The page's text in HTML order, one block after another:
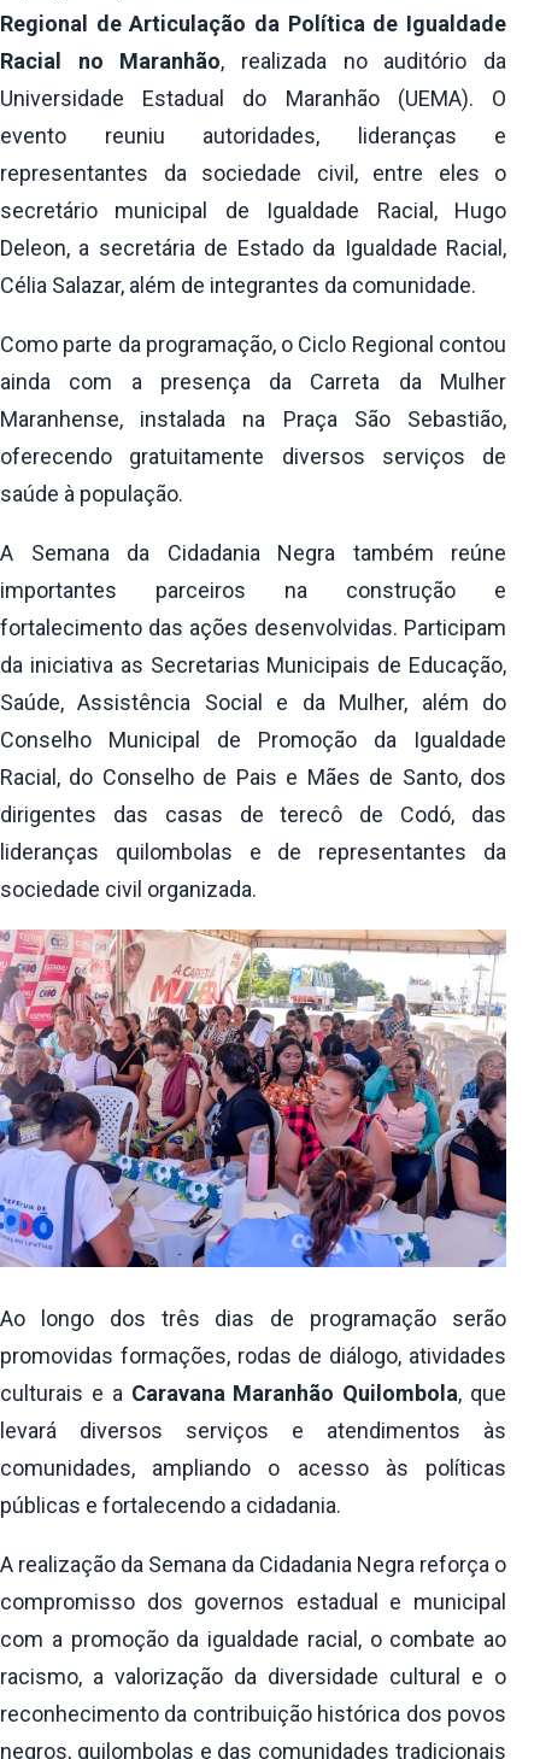
Regional de Articulação da Política de Igualdade
Racial no Maranhão, realizada no auditório da
Universidade Estadual do Maranhão (UEMA). O
evento reuniu autoridades, lideranças e
representantes da sociedade civil, entre eles o
secretário municipal de Igualdade Racial, Hugo
Deleon, a secretária de Estado da Igualdade Racial,
Célia Salazar, além de integrantes da comunidade.
Como parte da programação, o Ciclo Regional contou
ainda com a presença da Carreta da Mulher
Maranhense, instalada na Praça São Sebastião,
oferecendo gratuitamente diversos serviços de
saúde à população.
A Semana da Cidadania Negra também reúne
importantes parceiros na construção e
fortalecimento das ações desenvolvidas. Participam
da iniciativa as Secretarias Municipais de Educação,
Saúde, Assistência Social e da Mulher, além do
Conselho Municipal de Promoção da Igualdade
Racial, do Conselho de Pais e Mães de Santo, dos
dirigentes das casas de terecô de Codó, das
lideranças quilombolas e de representantes da
sociedade civil organizada.
Ao longo dos três dias de programação serão
promovidas formações, rodas de diálogo, atividades
culturais e a Caravana Maranhão Quilombola, que
levará diversos serviços e atendimentos às
comunidades, ampliando o acesso às políticas
públicas e fortalecendo a cidadania.
A realização da Semana da Cidadania Negra reforça o
compromisso dos governos estadual e municipal
com a promoção da igualdade racial, o combate ao
racismo, a valorização da diversidade cultural e o
reconhecimento da contribuição histórica dos povos
negros, quilombolas e das comunidades tradicionais